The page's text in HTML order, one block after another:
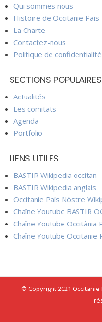
Qui sommes nous
Histoire de Occitanie País
La Charte
Contactez-nous
Politique de confidentialité
SECTIONS POPULAIRES
Actualités
Les comitats
Agenda
Portfolio
LIENS UTILES
BASTIR Wikipedia occitan
BASTIR Wikipedia anglais
Occitanie País Nòstre
Chaîne Youtube BASTIR
Chaîne Youtube Occitània
Chaîne Youtube Occitanie
© Copyright 2021